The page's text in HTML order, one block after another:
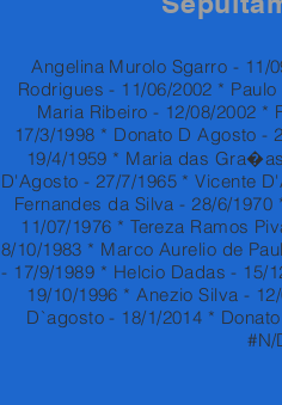
Angelina Murolo Sgarro - 11/
Rodrigues - 11/06/2002 *
Maria Ribeiro - 12/08/2002 *
17/3/1998 * Donato D Agosto -
19/4/1959 * Maria das
D'Agosto - 27/7/1965 * Vicente
Fernandes da Silva - 28/6/
11/07/1976 * Tereza Ramos
8/10/1983 * Marco Aurelio de
- 17/9/1989 * Helcio Dadas - 15/
19/10/1996 * Anezio Silva -
D`agosto - 18/1/2014 *
#N/